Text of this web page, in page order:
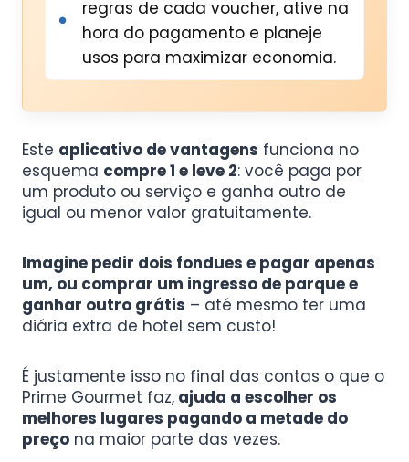
regras de cada voucher, ative na
hora do pagamento e planeje
usos para maximizar economia.
Este aplicativo de vantagens funciona no
esquema compre 1 e leve 2: você paga por
um produto ou serviço e ganha outro de
igual ou menor valor gratuitamente.
Imagine pedir dois fondues e pagar apenas
um, ou comprar um ingresso de parque e
ganhar outro grátis – até mesmo ter uma
diária extra de hotel sem custo!
É justamente isso no final das contas o que o
Prime Gourmet faz, ajuda a escolher os
melhores lugares pagando a metade do
preço na maior parte das vezes.